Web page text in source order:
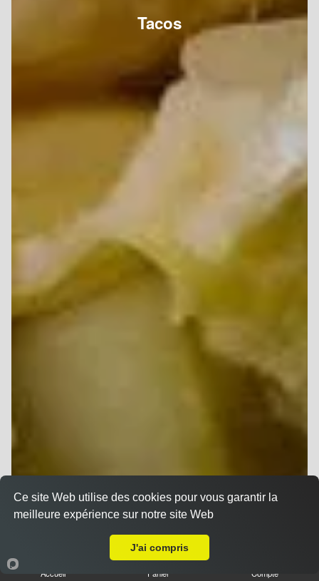
Tacos
Accueil Panier Compte
Ce site Web utilise des cookies pour vous garantir la
meilleure expérience sur notre site Web
J'ai compris